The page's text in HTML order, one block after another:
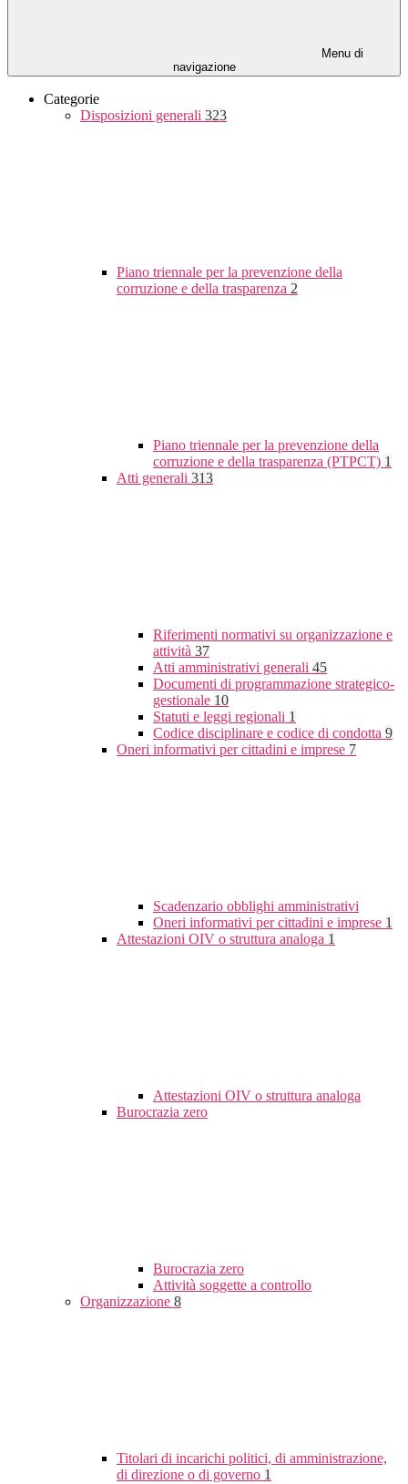
Menu di
navigazione
Categorie
Disposizioni generali 323
Piano triennale per la prevenzione della
corruzione e della trasparenza 2
Piano triennale per la prevenzione della
corruzione e della trasparenza (PTPCT) 1
Atti generali 313
Riferimenti normativi su organizzazione e
attività 37
Atti amministrativi generali 45
Documenti di programmazione strategico-
gestionale 10
Statuti e leggi regionali 1
Codice disciplinare e codice di condotta 9
Oneri informativi per cittadini e imprese 7
Scadenzario obblighi amministrativi
Oneri informativi per cittadini e imprese 1
Attestazioni OIV o struttura analoga 1
Attestazioni OIV o struttura analoga
Burocrazia zero
Burocrazia zero
Attività soggette a controllo
Organizzazione 8
Titolari di incarichi politici, di amministrazione,
di direzione o di governo 1